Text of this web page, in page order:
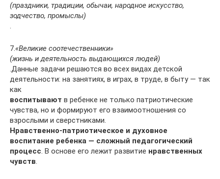
(праздники, традиции, обычаи, народное искусство,
зодчество, промыслы)
.
7.«Великие соотечественники»
(жизнь и деятельность выдающихся людей)
.Данные задачи решаются во всех видах детской
деятельности: на занятиях, в играх, в труде, в быту — так
как
воспитывают в ребенке не только патриотические
чувства, но и формируют его взаимоотношения со
взрослыми и сверстниками.
Нравственно-патриотическое и духовное
воспитание ребенка — сложный педагогический
процесс. В основе его лежит развитие нравственных
чувств.